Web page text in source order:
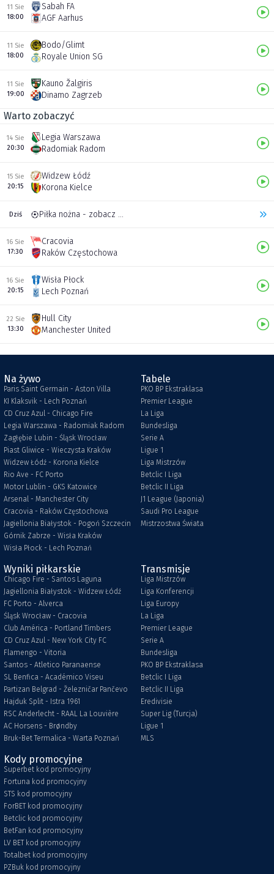
11 Sie
18:00
Sabah FA
AGF Aarhus
11 Sie
18:00
Bodo/Glimt
Royale Union SG
11 Sie
19:00
Kauno Žalgiris
Dinamo Zagrzeb
Warto zobaczyć
14 Sie
20:30
Legia Warszawa
Radomiak Radom
15 Sie
20:15
Widzew Łódź
Korona Kielce
Dziś Piłka nożna - zobacz inne transmisje
16 Sie
17:30
Cracovia
Raków Częstochowa
16 Sie
20:15
Wisła Płock
Lech Poznań
22 Sie
13:30
Hull City
Manchester United
Na żywo
Paris Saint Germain - Aston Villa
KI Klaksvik - Lech Poznań
CD Cruz Azul - Chicago Fire
Legia Warszawa - Radomiak Radom
Zagłębie Lubin - Śląsk Wrocław
Piast Gliwice - Wieczysta Kraków
Widzew Łódź - Korona Kielce
Rio Ave - FC Porto
Motor Lublin - GKS Katowice
Arsenal - Manchester City
Cracovia - Raków Częstochowa
Jagiellonia Białystok - Pogoń Szczecin
Górnik Zabrze - Wisła Kraków
Wisła Płock - Lech Poznań
Tabele
PKO BP Ekstraklasa
Premier League
La Liga
Bundesliga
Serie A
Ligue 1
Liga Mistrzów
Betclic I Liga
Betclic II Liga
J1 League (Japonia)
Saudi Pro League
Mistrzostwa Świata
Wyniki piłkarskie
Chicago Fire - Santos Laguna
Jagiellonia Białystok - Widzew Łódź
FC Porto - Alverca
Śląsk Wrocław - Cracovia
Club América - Portland Timbers
CD Cruz Azul - New York City FC
Flamengo - Vitoria
Santos - Atletico Paranaense
SL Benfica - Académico Viseu
Partizan Belgrad - Železničar Pančevo
Hajduk Split - Istra 1961
RSC Anderlecht - RAAL La Louvière
AC Horsens - Brøndby
Bruk-Bet Termalica - Warta Poznań
Transmisje
Liga Mistrzów
Liga Konferencji
Liga Europy
La Liga
Premier League
Serie A
Bundesliga
PKO BP Ekstraklasa
Betclic I Liga
Betclic II Liga
Eredivisie
Super Lig (Turcja)
Ligue 1
MLS
Kody promocyjne
Superbet kod promocyjny
Fortuna kod promocyjny
STS kod promocyjny
ForBET kod promocyjny
Betclic kod promocyjny
BetFan kod promocyjny
LV BET kod promocyjny
Totalbet kod promocyjny
PZBuk kod promocyjny